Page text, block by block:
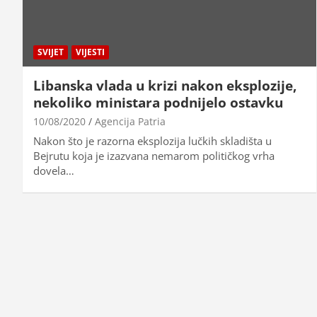
SVIJET VIJESTI
Libanska vlada u krizi nakon eksplozije,
nekoliko ministara podnijelo ostavku
10/08/2020 Agencija Patria
Nakon što je razorna eksplozija lučkih skladišta u
Bejrutu koja je izazvana nemarom političkog vrha
dovela…